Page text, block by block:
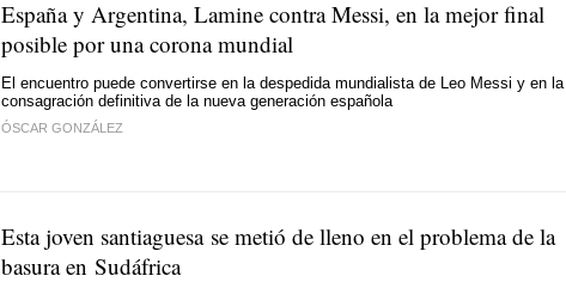
España y Argentina, Lamine contra Messi, en la mejor final
posible por una corona mundial
El encuentro puede convertirse en la despedida mundialista de Leo Messi y en la
consagración definitiva de la nueva generación española
ÓSCAR GONZÁLEZ
Esta joven santiaguesa se metió de lleno en el problema de la
basura en Sudáfrica